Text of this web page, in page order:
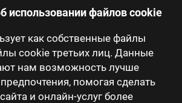
использовании файлов cookie
как собственные файлы
cookie третьих лиц. Данные
нам возможность лучше
помогая сделать
и онлайн-услуг более